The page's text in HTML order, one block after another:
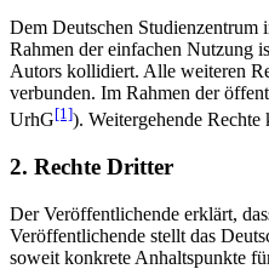
Dem Deutschen
Rahmen der einfachen Nutzung
Autors kollidiert. Alle weiteren
verbunden. Im Rahmen der
UrhG[1]). Weitergehende
2. Rechte Dritter
Der Veröffentlichende erklärt,
Veröffentlichende stellt das
soweit konkrete Anhaltspunkte